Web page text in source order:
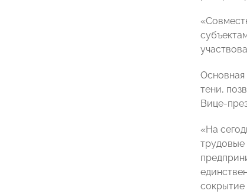
Основная
тени,
Вице-
«На
трудовые
сокрытие